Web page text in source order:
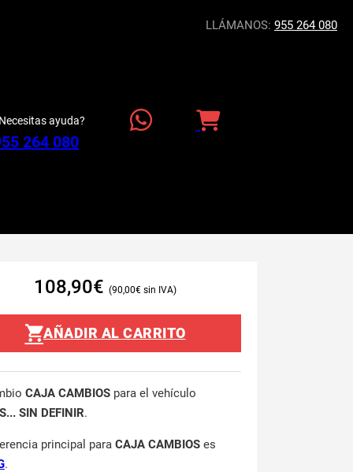
LLÁMANOS: 955 264 080
ayuda?
264 080
108,90€ 90,00€
AÑADIR AL CARRITO
CAJA CAMBIOS para el vehículo
SIN DEFINIR.
principal para CAJA CAMBIOS es
.